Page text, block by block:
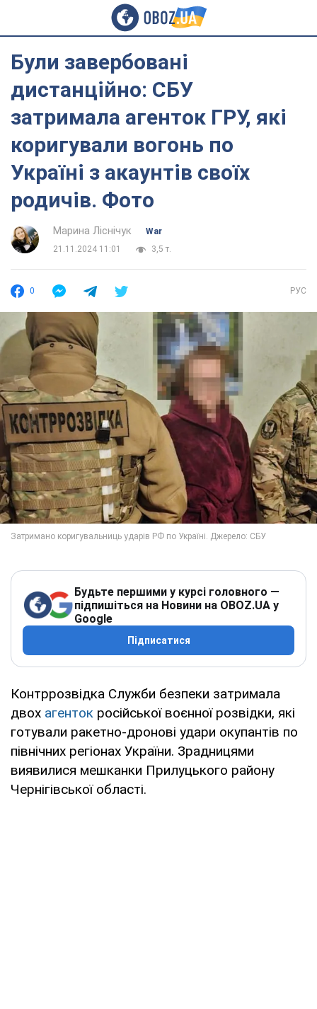
Були завербовані
дистанційно: СБУ
затримала агенток ГРУ, які
коригували вогонь по
Україні з акаунтів своїх
родичів. Фото
Марина Ліснічук
War
21.11.2024 11:01
3,5 т.
0 РУС
Будьте першими у курсі головного —
підпишіться на Новини на OBOZ.UA у
Google
Підписатися
Контррозвідка Служби безпеки затримала
двох агенток російської воєнної розвідки, які
готували ракетно-дронові удари окупантів по
північних регіонах України. Зрадницями
виявилися мешканки Прилуцького району
Чернігівської області.